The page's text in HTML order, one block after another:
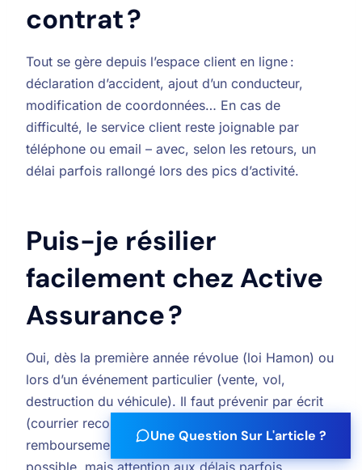
contrat ?
Tout se gère depuis l’espace client en ligne :
déclaration d’accident, ajout d’un conducteur,
modification de coordonnées… En cas de
difficulté, le service client reste joignable par
téléphone ou email – avec, selon les retours, un
délai parfois rallongé lors des pics d’activité.
Puis-je résilier
facilement chez Active
Assurance ?
Oui, dès la première année révolue (loi Hamon) ou
lors d’un événement particulier (vente, vol,
destruction du véhicule). Il faut prévenir par écrit
(courrier recommandé ou formulaire dédié). Le
remboursement d’éventuels mois restants est
Une Question Sur L'article ?